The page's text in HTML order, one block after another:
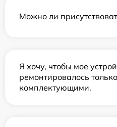
Можно ли
Я хочу, чтобы мое
ремонтировалось
комплектующими.